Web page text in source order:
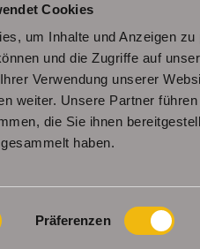
Cookies
um Inhalte und Anzeigen
und die Zugriffe auf
Verwendung unserer
weiter. Unsere Partner
die Sie ihnen
haben.
Präferenzen
Impressum